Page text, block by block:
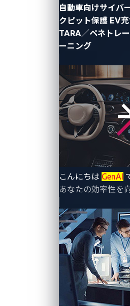
自動車向けサイバ
クピット保護 EV
TARA／ペネトレ
ーニング
こんにちは GenAI
あなたの効率性を
を採用することが多くありま
導入や手軽さが特長であり、
に応えるものとして好まれて
のサイバーセキュリティの状況
れ、現在のクラウドベース
分な保護を確保するには不足
実際の例を挙げて、VSOCやそ
見直し、そして本当に必要と
行がなぜ必要なのかを探りまし
事例で見る
への攻撃で見え
2020年に行われた実験的なケ
てみましょう。この事例では
正なコードの組み込みを成功
ンフォテインメント（IVI）シ
Wi-Fiホットスポットに接続す